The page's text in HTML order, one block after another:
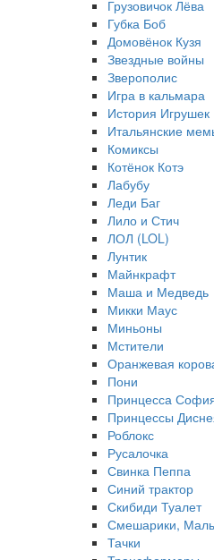
Грузовичок Лёва
Губка Боб
Домовёнок Кузя
Звездные войны
Зверополис
Игра в кальмара
История Игрушек
Итальянские
Комиксы
Котёнок Котэ
Лабубу
Леди Баг
Лило и Стич
ЛОЛ (LOL)
Лунтик
Майнкрафт
Маша и Медведь
Микки Маус
Миньоны
Мстители
Оранжевая
Пони
Принцесса
Принцессы
Роблокс
Русалочка
Свинка Пеппа
Синий трактор
Скибиди Туалет
Смешарики,
Тачки